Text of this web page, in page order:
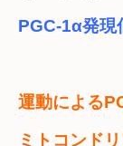
PGC-1α発現
運動による